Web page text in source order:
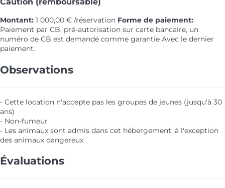
Montant: 1 000,00 € /réservation Forme de paiement:
Paiement par CB, pré-autorisation sur carte bancaire, un
numéro de CB est demandé comme garantie Avec le dernier
paiement.
Observations
- Cette location n'accepte pas les groupes de jeunes (jusqu'à 30
ans)
- Non-fumeur
- Les animaux sont admis dans cet hébergement, à l'exception
des animaux dangereux
Évaluations